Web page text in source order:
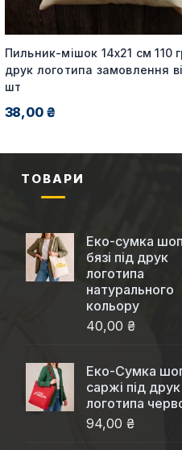
Пильник-мішок 14х21 см 110
друк логотипа замовлення
шт
38,00 ₴
ТОВАРИ
Еко-сумка
бязі під друк
логотипа
натурального
кольору
40,00 ₴
Еко-Cумка
саржі під друк
логотипа
94,00 ₴